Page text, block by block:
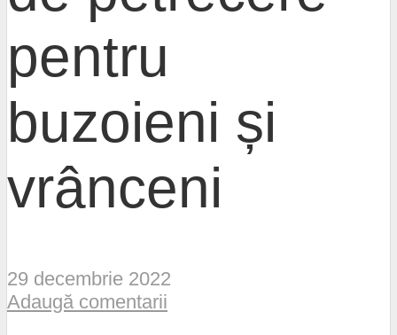
pentru
buzoieni și
vrânceni
29 decembrie 2022
Adaugă comentarii